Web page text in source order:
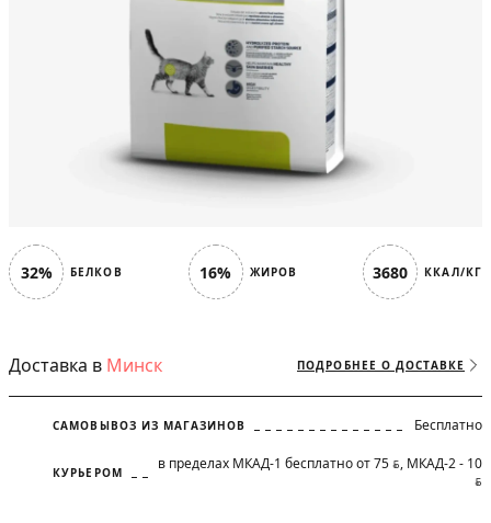
32% БЕЛКОВ 16% ЖИРОВ 3680 ККАЛ/КГ
Доставка в Минск ПОДРОБНЕЕ О ДОСТАВКЕ
САМОВЫВОЗ ИЗ МАГАЗИНОВ Бесплатно
КУРЬЕРОМ в пределах МКАД-1 бесплатно от 75 BYN, МКАД-2 - 10
BYN